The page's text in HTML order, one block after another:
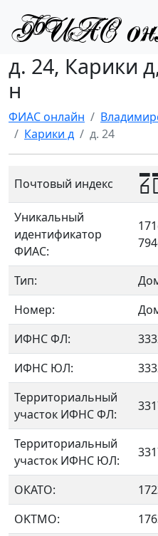
д. 24, Карики
н
ФИАС онлайн
Карики д
д. 24
Почтовый индекс
Уникальный
идентификатор
ФИАС:
Тип:
Номер:
ИФНС ФЛ:
ИФНС ЮЛ:
Территориальный
участок ИФНС ФЛ:
Территориальный
участок ИФНС ЮЛ:
ОКАТО:
OKTMO: